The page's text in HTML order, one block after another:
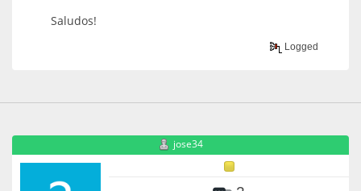
Saludos!
Logged
jose34